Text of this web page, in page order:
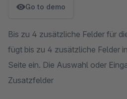
Go to demo
Bis zu 4 zusätzliche Felder für
fügt bis zu 4 zusätzliche Felder
Seite ein. Die Auswahl oder
Zusatzfelder